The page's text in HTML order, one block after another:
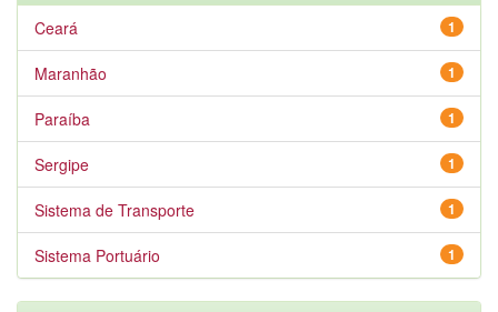
1
Ceará
1
Maranhão
1
Paraíba
1
Sergipe
1
Sistema de Transporte
1
Sistema Portuário